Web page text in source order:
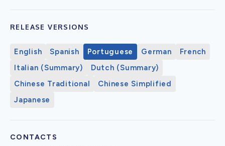
RELEASE VERSIONS
English Spanish Portuguese German
French
Italian (Summary)
Dutch (Summary)
Chinese Traditional
Chinese Simplified
Japanese
CONTACTS